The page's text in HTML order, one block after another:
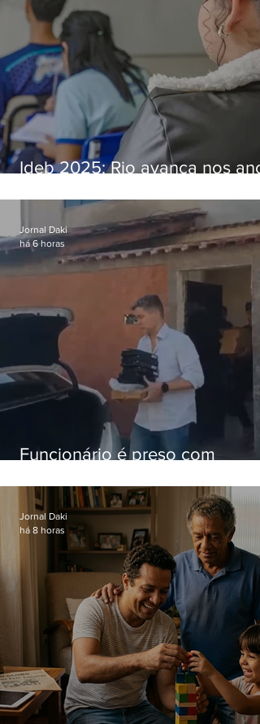
Ideb 2025: Rio avança nos
nacional
Funcionário é preso com
Hospital do Andaraí
Jornal Daki
há 6 horas
Jornal Daki
há 8 horas